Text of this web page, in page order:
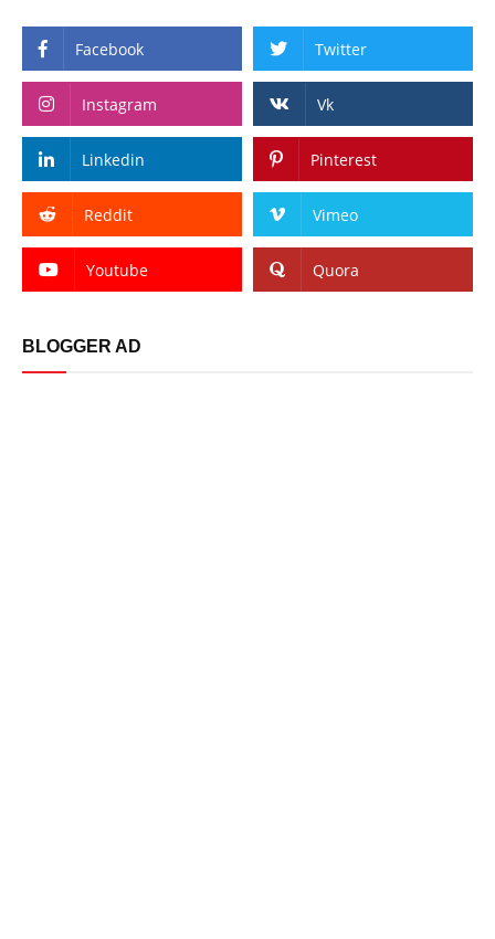
Facebook Twitter
Instagram Vk
Linkedin Pinterest
Reddit Vimeo
Youtube Quora
BLOGGER AD